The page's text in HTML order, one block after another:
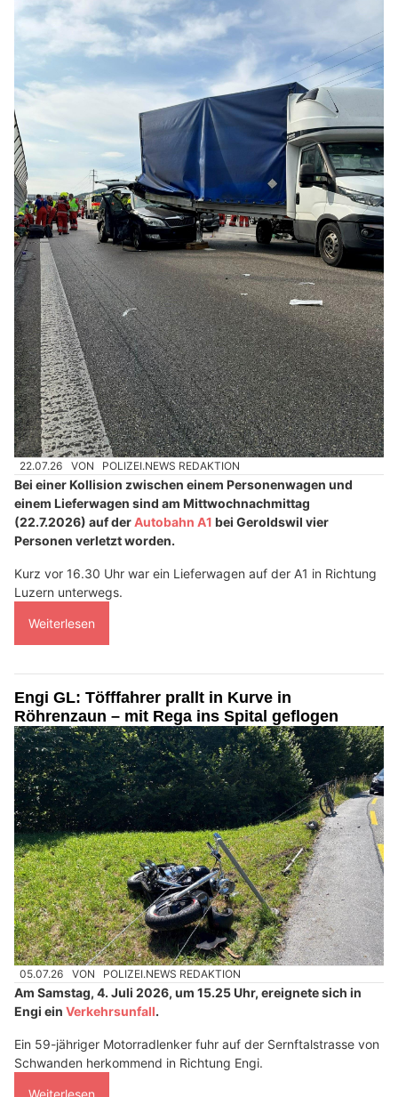
22.07.26 VON POLIZEI.NEWS REDAKTION
Bei einer Kollision zwischen einem Personenwagen und
einem Lieferwagen sind am Mittwochnachmittag
(22.7.2026) auf derAutobahn A1 bei Geroldswil vier
Personen verletzt worden.
Kurz vor 16.30 Uhr war ein Lieferwagen auf der A1 in Richtung
Luzern unterwegs.
Weiterlesen
Engi GL: Töfffahrer prallt in Kurve in
Röhrenzaun – mit Rega ins Spital geflogen
05.07.26 VON POLIZEI.NEWS REDAKTION
Am Samstag, 4. Juli 2026, um 15.25 Uhr, ereignete sich in
Engi ein Verkehrsunfall.
Ein 59-jähriger Motorradlenker fuhr auf der Sernftalstrasse von
Schwanden herkommend in Richtung Engi.